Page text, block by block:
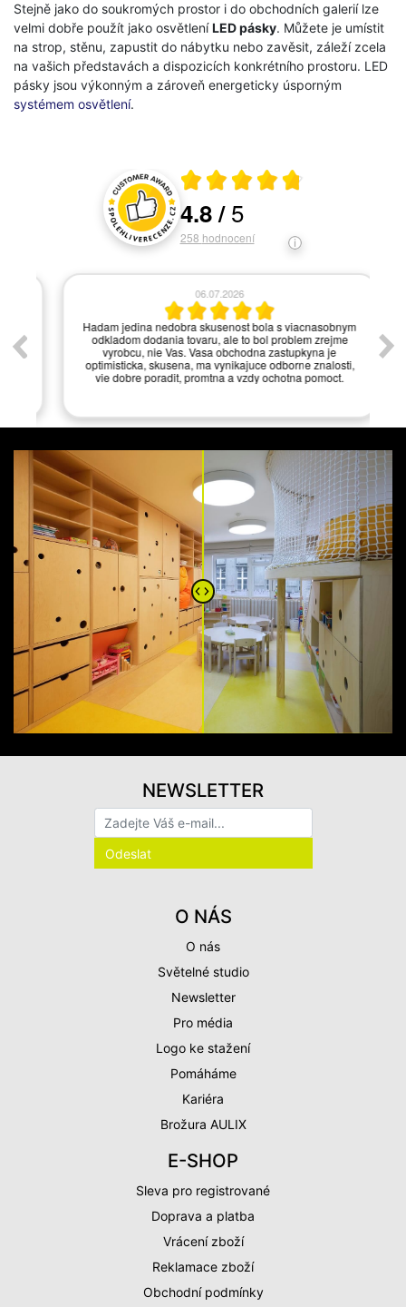
Stejně jako do soukromých prostor i do obchodních galerií lze
velmi dobře použít jako osvětleníLED pásky. Můžete je umístit
na strop, stěnu, zapustit do nábytku nebo zavěsit, záleží zcela
na vašich představách a dispozicích konkrétního prostoru. LED
pásky jsou výkonným a zároveň energeticky úsporným
systémem osvětlení.
Hodnocení a recenze zákazníků
Průměrné hodnocení 4.8 z 5
4.8/5
258 hodnocení
06.07.2026
Hadam jedina nedobra skusenost bola s viacnasobnym
odkladom dodania tovaru, ale to bol problem zrejme
vyrobcu, nie Vas. Vasa obchodna zastupkyna je
optimisticka, skusena, ma vynikajuce odborne znalosti,
vie dobre poradit, promtna a vzdy ochotna pomoct.
O NÁS
O nás
Světelné studio
Newsletter
Pro média
Logo ke stažení
Pomáháme
Kariéra
Brožura AULIX
E-SHOP
Sleva pro registrované
Doprava a platba
Vrácení zboží
Reklamace zboží
Obchodní podmínky
NEWSLETTER